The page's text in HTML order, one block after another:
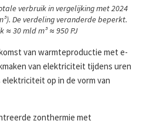
verbruik in vergelijking met 2024
De verdeling veranderde beperkt.
≈ 30 mld m³ ≈ 950 PJ
van warmteproductie met e-
van elektriciteit tijdens uren
op in de vorm van
zonthermie met